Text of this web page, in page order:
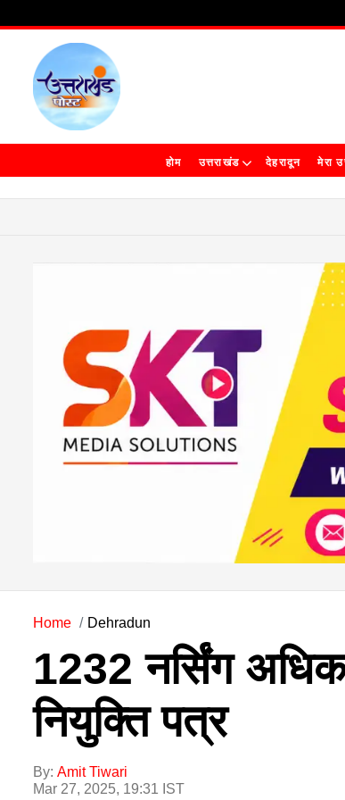
होम उत्तराखंड देहरादून मेरा
Home Dehradun
1232 नर्सिंग
नियुक्ति पत्र
By: Amit Tiwari
Mar 27, 2025, 19:31 IST